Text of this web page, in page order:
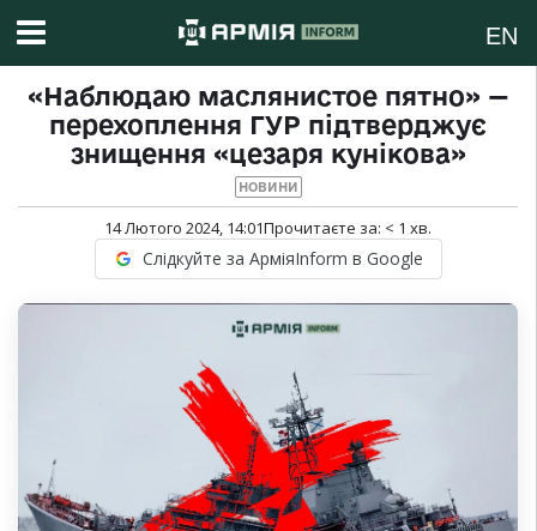
EN
«Наблюдаю маслянистое пятно» —
перехоплення ГУР підтверджує
знищення «цезаря кунікова»
НОВИНИ
14 Лютого 2024, 14:01Прочитаєте за: < 1 хв.
Слідкуйте за АрміяInform в Google